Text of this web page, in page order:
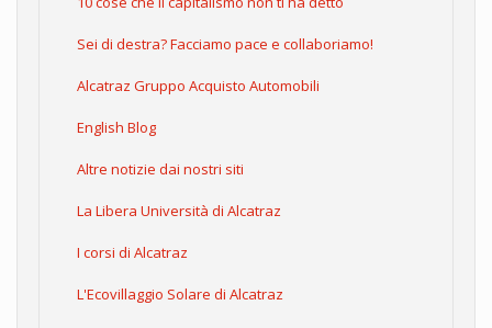
Sei di destra? Facciamo pace e collaboriamo!
Alcatraz Gruppo Acquisto Automobili
English Blog
Altre notizie dai nostri siti
La Libera Università di Alcatraz
I corsi di Alcatraz
L'Ecovillaggio Solare di Alcatraz